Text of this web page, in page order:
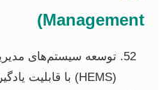
Management)
توسعه سیستم‌های
(HEMS) با قابلیت یادگیری عمیق.